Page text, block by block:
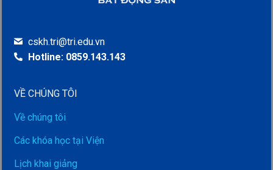
cskh.tri@tri.edu.vn
Hotline: 0859.143.143
VỀ CHÚNG TÔI
Về chúng tôi
Các khóa học tại Viện
Lịch khai giảng